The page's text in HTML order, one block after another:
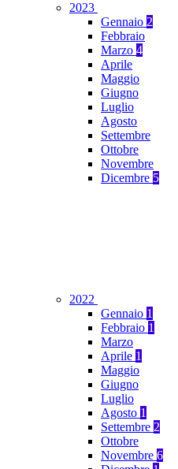
2023
Gennaio 2
Febbraio
Marzo 4
Aprile
Maggio
Giugno
Luglio
Agosto
Settembre
Ottobre
Novembre
Dicembre 5
2022
Gennaio 1
Febbraio 1
Marzo
Aprile 1
Maggio
Giugno
Luglio
Agosto 1
Settembre 2
Ottobre
Novembre 6